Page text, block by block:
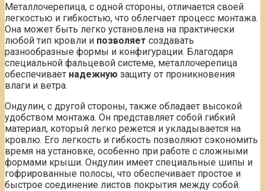
Металлочерепица, с одной стороны, отличается своей
легкостью и гибкостью, что облегчает процесс монтажа.
Она может быть легко установлена на практически
любой тип кровли и позволяет создавать
разнообразные формы и конфигурации. Благодаря
специальной фальцевой системе, металлочерепица
обеспечивает надежную защиту от проникновения
влаги и ветра.
Ондулин, с другой стороны, также обладает высокой
удобством монтажа. Он представляет собой гибкий
материал, который легко режется и укладывается на
кровлю. Его легкость и гибкость позволяют сэкономить
время на установке, особенно при работе с сложными
формами крыши. Ондулин имеет специальные шипы и
гофрированные полосы, что обеспечивает простое и
быстрое соединение листов покрытия между собой.